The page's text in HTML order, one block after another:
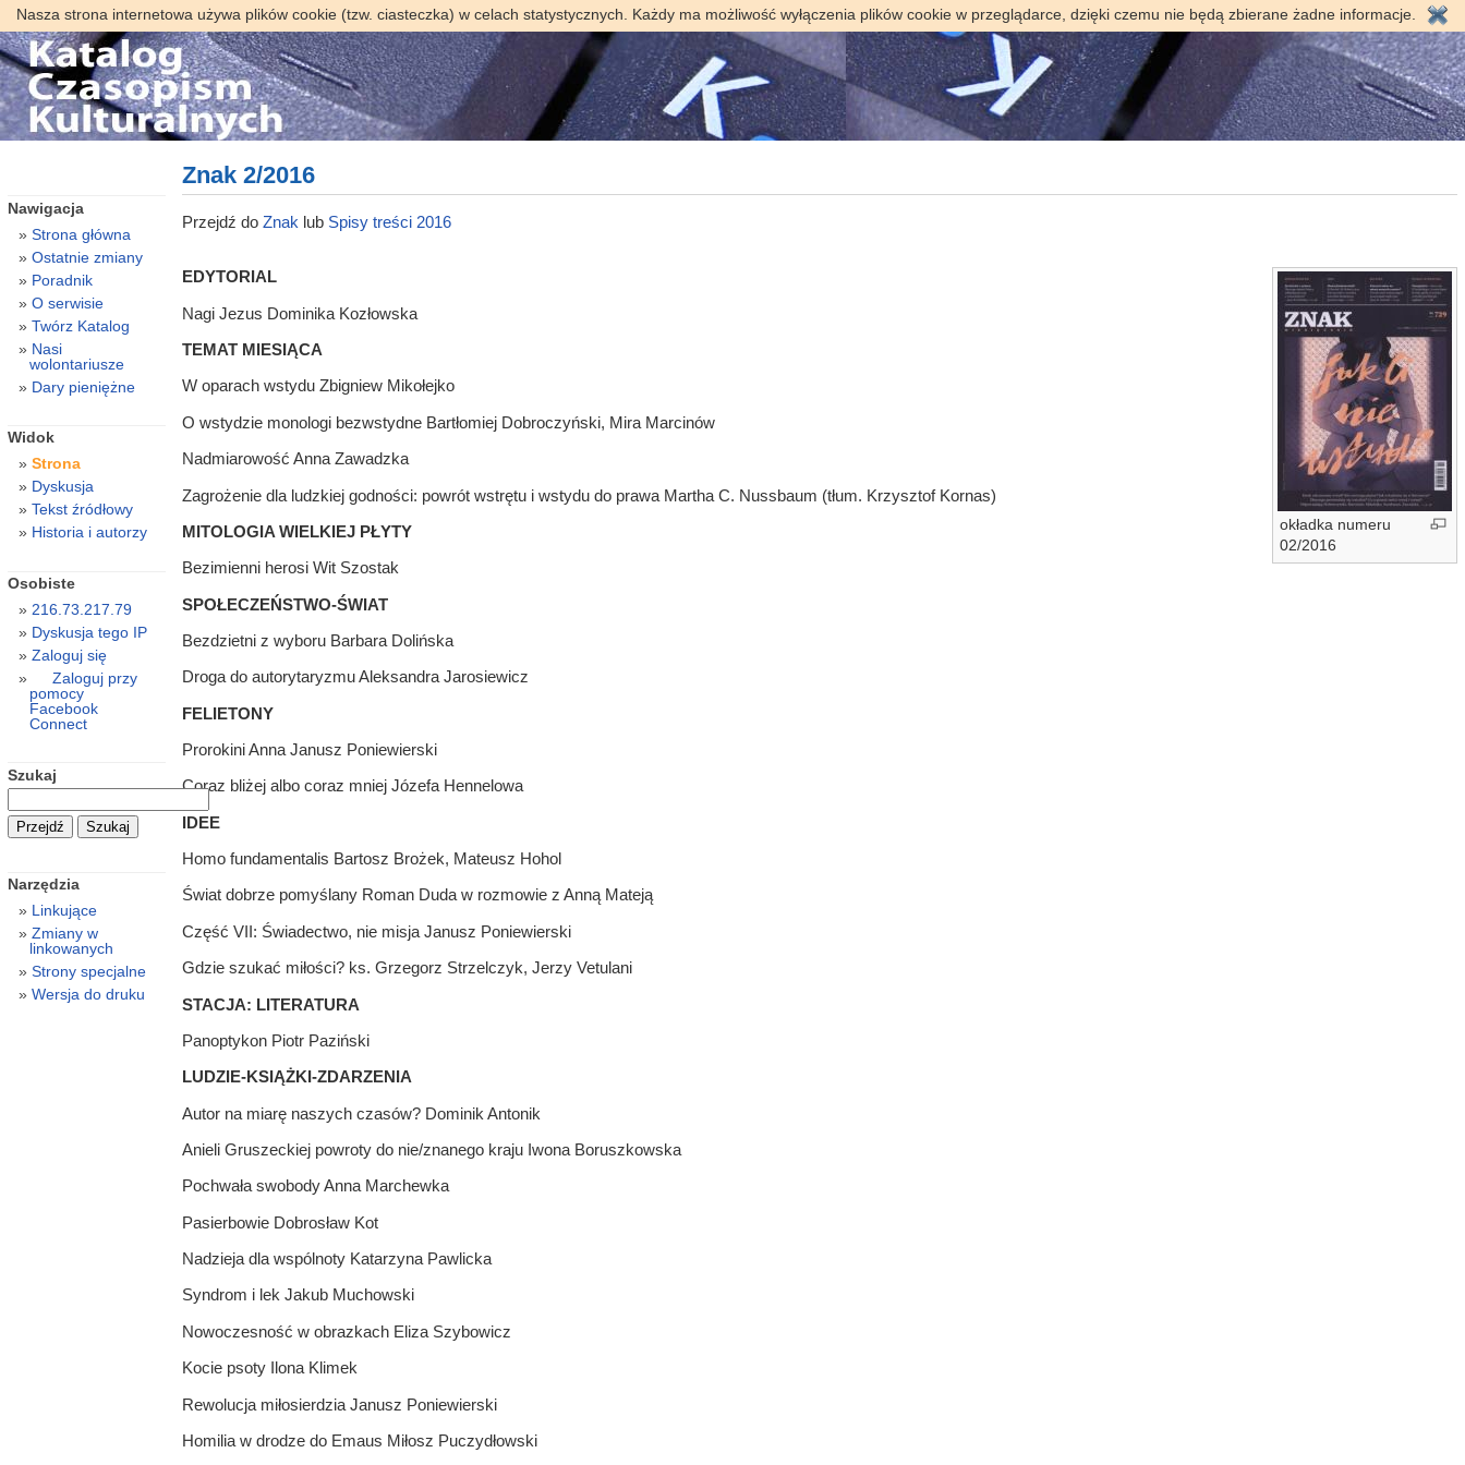
Nasza strona internetowa używa plików cookie (tzw. ciasteczka) w celach statystycznych. Każdy ma możliwość wyłączenia plików cookie w przeglądarce, dzięki czemu nie będą zbierane żadne informacje.
Znak 2/2016
Przejdź do Znak lub Spisy treści 2016
okładka numeru
02/2016
EDYTORIAL
Nagi Jezus Dominika Kozłowska
TEMAT MIESIĄCA
W oparach wstydu Zbigniew Mikołejko
O wstydzie monologi bezwstydne Bartłomiej Dobroczyński, Mira Marcinów
Nadmiarowość Anna Zawadzka
Zagrożenie dla ludzkiej godności: powrót wstrętu i wstydu do prawa Martha C. Nussbaum (tłum. Krzysztof Kornas)
MITOLOGIA WIELKIEJ PŁYTY
Bezimienni herosi Wit Szostak
SPOŁECZEŃSTWO-ŚWIAT
Bezdzietni z wyboru Barbara Dolińska
Droga do autorytaryzmu Aleksandra Jarosiewicz
FELIETONY
Prorokini Anna Janusz Poniewierski
Coraz bliżej albo coraz mniej Józefa Hennelowa
IDEE
Homo fundamentalis Bartosz Brożek, Mateusz Hohol
Świat dobrze pomyślany Roman Duda w rozmowie z Anną Mateją
Część VII: Świadectwo, nie misja Janusz Poniewierski
Gdzie szukać miłości? ks. Grzegorz Strzelczyk, Jerzy Vetulani
STACJA: LITERATURA
Panoptykon Piotr Paziński
LUDZIE-KSIĄŻKI-ZDARZENIA
Autor na miarę naszych czasów? Dominik Antonik
Anieli Gruszeckiej powroty do nie/znanego kraju Iwona Boruszkowska
Pochwała swobody Anna Marchewka
Pasierbowie Dobrosław Kot
Nadzieja dla wspólnoty Katarzyna Pawlicka
Syndrom i lek Jakub Muchowski
Nowoczesność w obrazkach Eliza Szybowicz
Kocie psoty Ilona Klimek
Rewolucja miłosierdzia Janusz Poniewierski
Homilia w drodze do Emaus Miłosz Puczydłowski
Nawigacja
Strona główna
Ostatnie zmiany
Poradnik
O serwisie
Twórz Katalog
Nasi
wolontariusze
Dary pieniężne
Widok
Strona
Dyskusja
Tekst źródłowy
Historia i autorzy
Osobiste
216.73.217.79
Dyskusja tego IP
Zaloguj się
Zaloguj przy
pomocy
Facebook
Connect
Szukaj
Narzędzia
Linkujące
Zmiany w
linkowanych
Strony specjalne
Wersja do druku